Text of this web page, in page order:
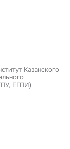
Казанского
ЕГПИ)